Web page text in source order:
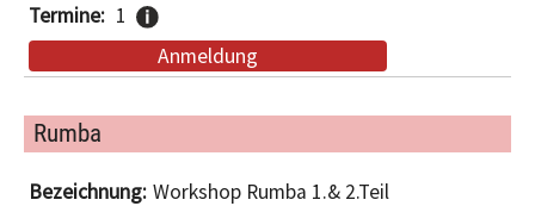
1
Anmeldung
Rumba
Workshop Rumba 1.& 2.Teil